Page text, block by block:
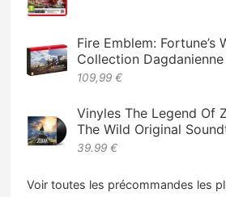
Fire Emblem: Fortune’s
Collection Dagdanienne
109,99 €
Vinyles The Legend Of
The Wild Original
39.99 €
Voir toutes les précommandes les